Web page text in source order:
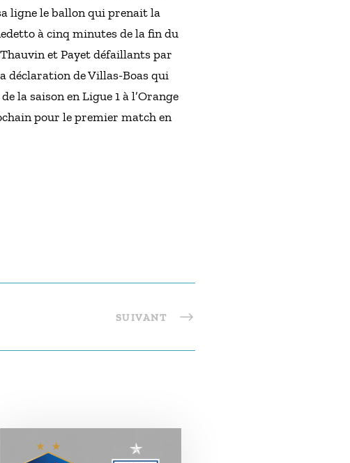
ligne le ballon qui prenait la
à cinq minutes de la fin du
et Payet défaillants par
déclaration de Villas-Boas qui
la saison en Ligue 1 à l’Orange
pour le premier match en
SUIVANT